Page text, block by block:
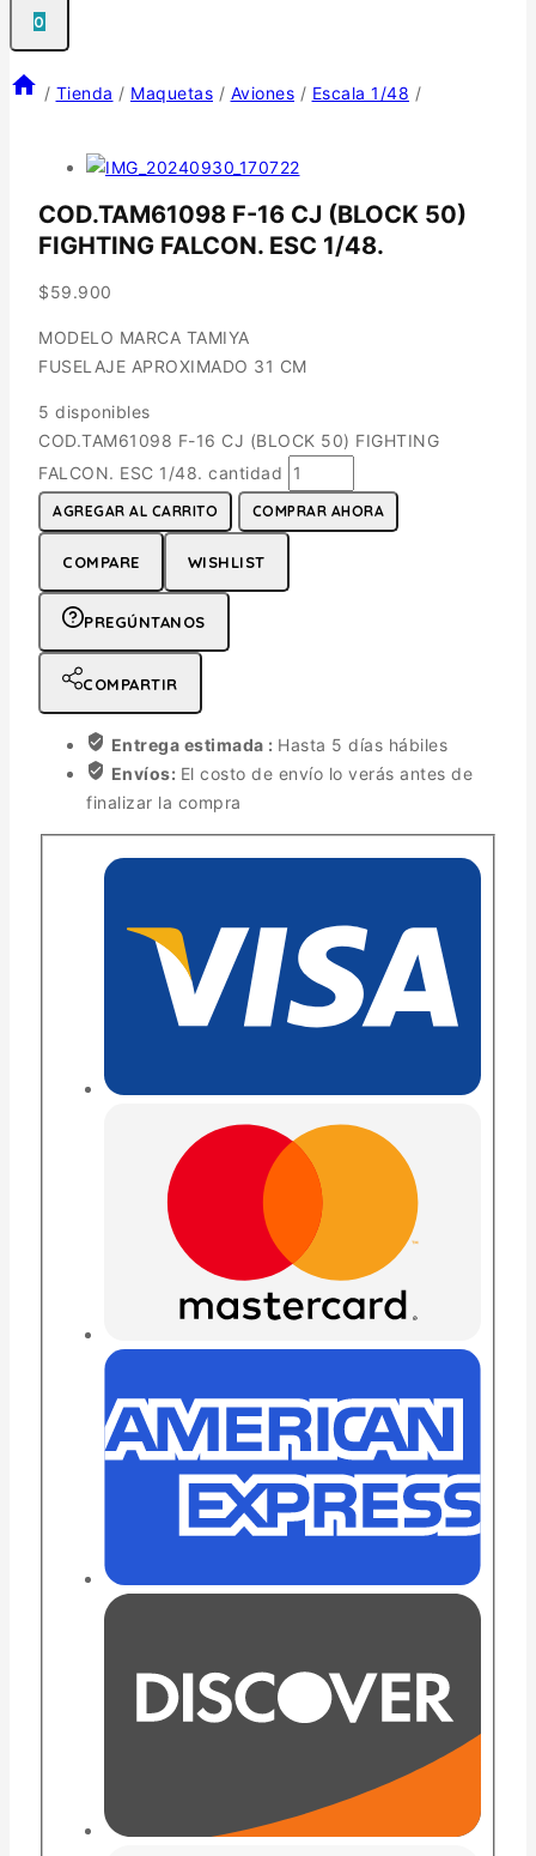
0
/ Tienda / Maquetas / Aviones / Escala 1/48 /
COD.TAM61098 F-16 CJ (BLOCK 50)
FIGHTING FALCON. ESC 1/48.
$59.900
MODELO MARCA TAMIYA
FUSELAJE APROXIMADO 31 CM
5 disponibles
COD.TAM61098 F-16 CJ (BLOCK 50) FIGHTING
FALCON. ESC 1/48. cantidad
AGREGAR AL CARRITO COMPRAR AHORA
COMPARE WISHLIST
PREGÚNTANOS
COMPARTIR
Entrega estimada : Hasta 5 días hábiles
Envíos: El costo de envío lo verás antes de
finalizar la compra